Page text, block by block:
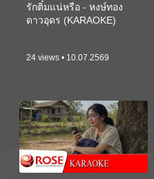
รักติ๋มแน่หรือ - หงษ์ทอง
ดาวอุดร (KARAOKE)
24 views • 10.07.2569